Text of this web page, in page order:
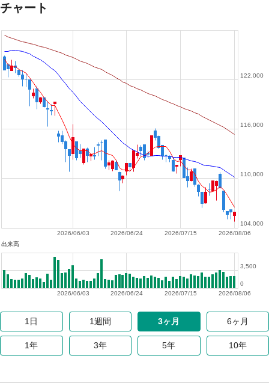
チャート
2026/08/06
2026/07/15
2026/06/24
2026/06/03
104,000
110,000
116,000
122,000
出来高
2026/08/06
2026/07/15
2026/06/24
2026/06/03
0
3,500
1日 1週間 3ヶ月 6ヶ月
1年 3年 5年 10年